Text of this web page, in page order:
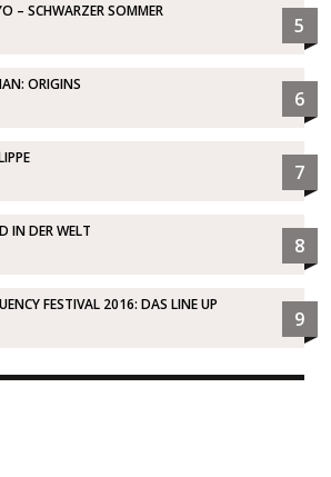
– SCHWARZER SOMMER
5
ORIGINS
6
7
IN DER WELT
8
FESTIVAL 2016: DAS LINE UP
9